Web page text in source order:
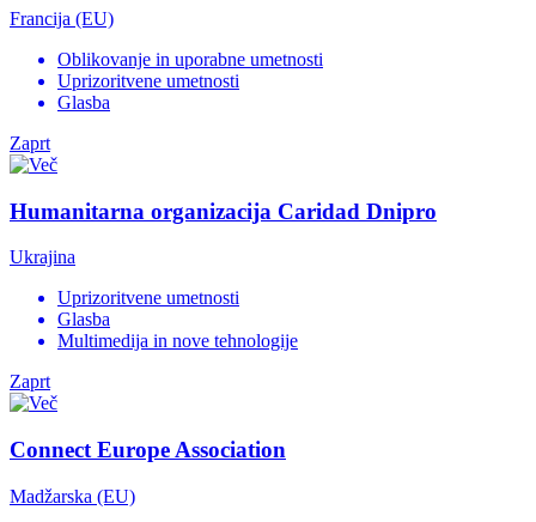
Francija (EU)
Oblikovanje in uporabne umetnosti
Uprizoritvene umetnosti
Glasba
Zaprt
Humanitarna organizacija Caridad Dnipro
Ukrajina
Uprizoritvene umetnosti
Glasba
Multimedija in nove tehnologije
Zaprt
Connect Europe Association
Madžarska (EU)